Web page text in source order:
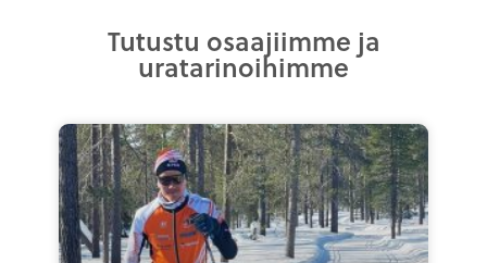
Tutustu osaajiimme ja
uratarinoihimme